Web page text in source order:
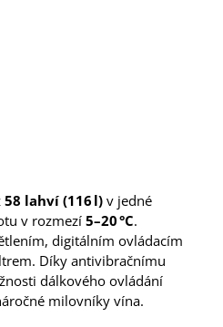
58 lahví (116 l) v jedné
v rozmezí 5–20 °C.
digitálním ovládacím
Díky antivibračnímu
dálkového ovládání
milovníky vína.